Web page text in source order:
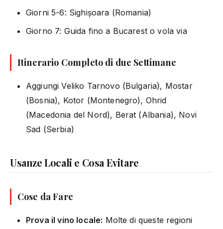
Giorni 5-6: Sighișoara (Romania)
Giorno 7: Guida fino a Bucarest o vola via
Itinerario Completo di due Settimane
Aggiungi Veliko Tarnovo (Bulgaria), Mostar
(Bosnia), Kotor (Montenegro), Ohrid
(Macedonia del Nord), Berat (Albania), Novi
Sad (Serbia)
Usanze Locali e Cosa Evitare
Cose da Fare
Prova il vino locale: Molte di queste regioni